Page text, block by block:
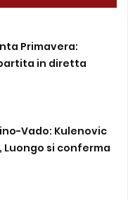
Primavera:
in diretta
Vado: Kulenovic
Luongo si conferma